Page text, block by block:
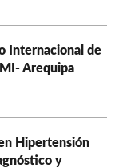
Internacional de
Arequipa
Hipertensión
y